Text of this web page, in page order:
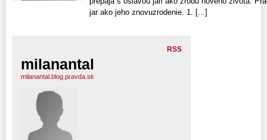
jar ako jeho znovuzrodenie. 1. [...]
RSS
milanantal
milanantal.blog.pravda.sk